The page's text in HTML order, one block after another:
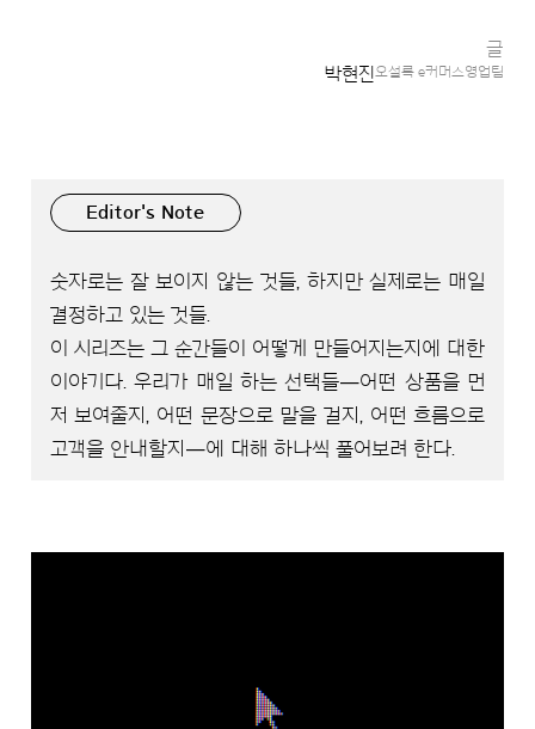
글
박현진 오설록 e커머스영업팀
Editor's Note
숫자로는 잘 보이지 않는 것들, 하지만 실제로는 매일
결정하고 있는 것들.
이 시리즈는 그 순간들이 어떻게 만들어지는지에 대한
이야기다. 우리가 매일 하는 선택들—어떤 상품을 먼
저 보여줄지, 어떤 문장으로 말을 걸지, 어떤 흐름으로
고객을 안내할지—에 대해 하나씩 풀어보려 한다.